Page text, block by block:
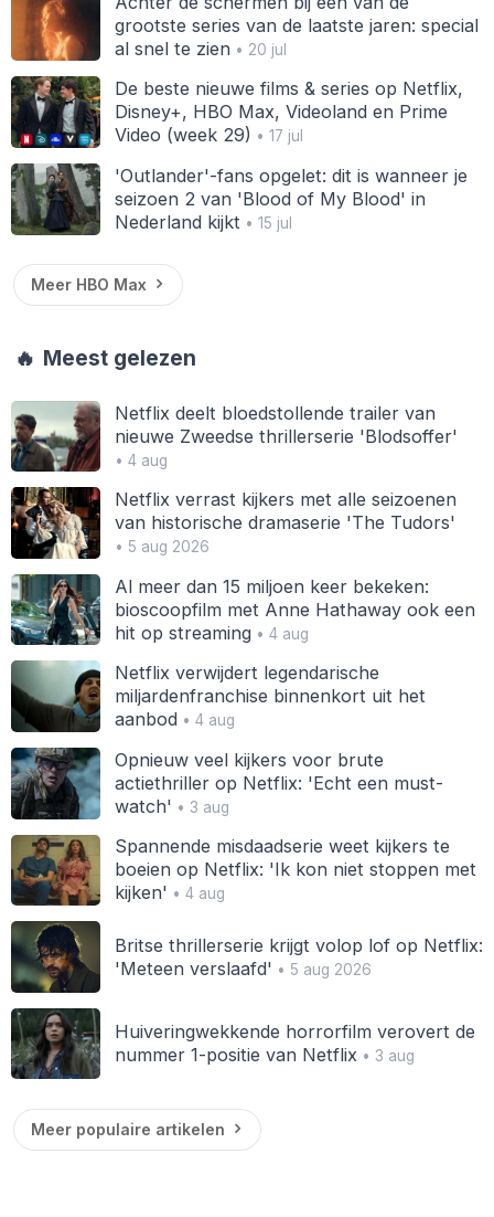
grootste series van de laatste jaren: special
al snel te zien• 20 jul
De beste nieuwe films & series op Netflix,
Disney+, HBO Max, Videoland en Prime
Video (week 29) • 17 jul
'Outlander'-fans opgelet: dit is wanneer je
seizoen 2 van 'Blood of My Blood' in
Nederland kijkt • 15 jul
Meer HBO Max
🔥 Meest gelezen
Netflix deelt bloedstollende trailer van
nieuwe Zweedse thrillerserie 'Blodsoffer'
• 4 aug
Netflix verrast kijkers met alle seizoenen
van historische dramaserie 'The Tudors'
• 5 aug 2026
Al meer dan 15 miljoen keer bekeken:
bioscoopfilm met Anne Hathaway ook een
hit op streaming• 4 aug
Netflix verwijdert legendarische
miljardenfranchise binnenkort uit het
aanbod • 4 aug
Opnieuw veel kijkers voor brute
actiethriller op Netflix: 'Echt een must-
watch' • 3 aug
Spannende misdaadserie weet kijkers te
boeien op Netflix: 'Ik kon niet stoppen met
kijken' • 4 aug
Britse thrillerserie krijgt volop lof op Netflix:
'Meteen verslaafd' • 5 aug 2026
Huiveringwekkende horrorfilm verovert de
nummer 1-positie van Netflix • 3 aug
Meer populaire artikelen